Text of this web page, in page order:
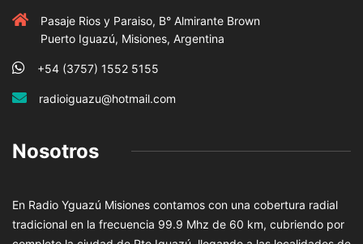
Pasaje Rios y Paraiso, B° Almirante Brown
Puerto Iguazú, Misiones, Argentina
+54 (3757) 1552 5155
radioiguazu@hotmail.com
Nosotros
En Radio Yguazú Misiones contamos con una cobertura radial
tradicional en la frecuencia 99.9 Mhz de 60 km, cubriendo por